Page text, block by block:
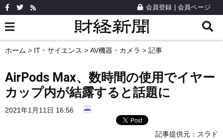
会員登録 会員ページ
ホーム > IT・サイエンス > AV機器・カメラ > 記事
AirPods Max、数時間の使用でイヤー
カップ内が結露すると話題に
2021年1月11日 16:56
記事提供元： スラド